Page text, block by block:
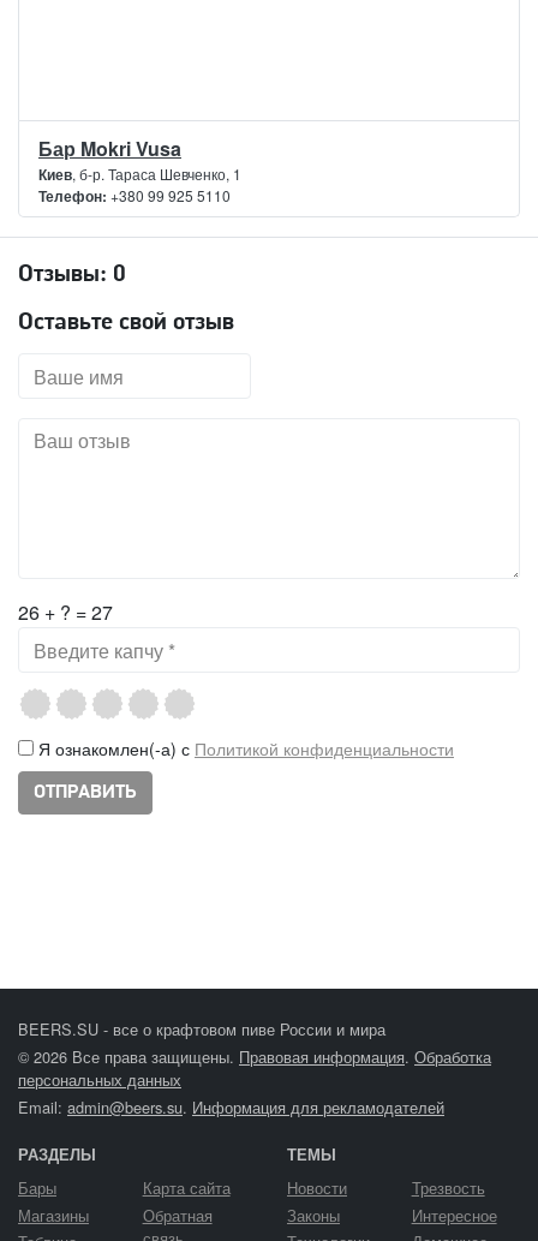
Бар Mokri Vusa
Киев, б-р. Тараса Шевченко, 1
Телефон: +380 99 925 5110
Отзывы: 0
Оставьте свой отзыв
26 + ? = 27
Я ознакомлен(-а) с Политикой конфиденциальности
BEERS.SU - все о крафтовом пиве России и мира
© 2026 Все права защищены. Правовая информация. Обработка
персональных данных
Email: admin@beers.su. Информация для рекламодателей
РАЗДЕЛЫ
Бары
Магазины
Карта сайта
Обратная
ТЕМЫ
Новости
Законы
Трезвость
Интересное